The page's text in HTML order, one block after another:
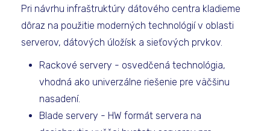
Pri návrhu infraštruktúry dátového centra kladieme
dôraz na použitie moderných technológií v oblasti
serverov, dátových úložísk a sieťových prvkov.
Rackové servery - osvedčená technológia,
vhodná ako univerzálne riešenie pre väčšinu
nasadení.
Blade servery - HW formát servera na